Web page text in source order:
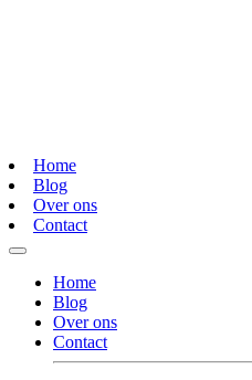
Home
Blog
Over ons
Contact
Home
Blog
Over ons
Contact